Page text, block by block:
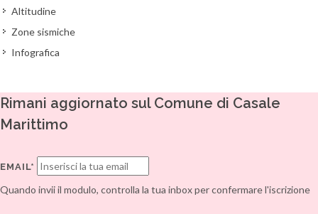
Altitudine
Zone sismiche
Infografica
Rimani aggiornato sul Comune di Casale
Marittimo
EMAIL*
Quando invii il modulo, controlla la tua inbox per confermare l'iscrizione